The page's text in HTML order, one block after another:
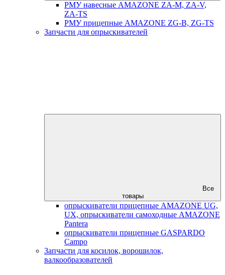
РМУ навесные AMAZONE ZA-M, ZA-V,
ZA-TS
РМУ прицепные AMAZONE ZG-B, ZG-TS
Запчасти для опрыскивателей
Все
товары
опрыскиватели прицепные AMAZONE UG,
UX, опрыскиватели самоходные AMAZONE
Pantera
опрыскиватели прицепные GASPARDO
Campo
Запчасти для косилок, ворошилок,
валкообразователей